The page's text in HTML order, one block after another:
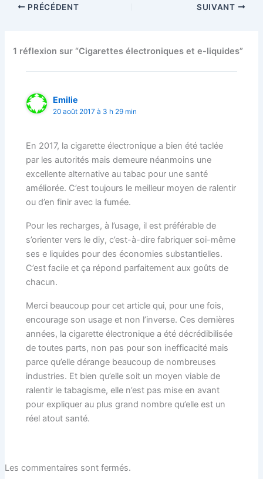
PRÉCÉDENT SUIVANT
1 réflexion sur “Cigarettes électroniques et e-liquides”
Emilie
20 août 2017 à 3 h 29 min
En 2017, la cigarette électronique a bien été taclée
par les autorités mais demeure néanmoins une
excellente alternative au tabac pour une santé
améliorée. C’est toujours le meilleur moyen de ralentir
ou d’en finir avec la fumée.
Pour les recharges, à l’usage, il est préférable de
s’orienter vers le diy, c’est-à-dire fabriquer soi-même
ses e liquides pour des économies substantielles.
C’est facile et ça répond parfaitement aux goûts de
chacun.
Merci beaucoup pour cet article qui, pour une fois,
encourage son usage et non l’inverse. Ces dernières
années, la cigarette électronique a été décrédibilisée
de toutes parts, non pas pour son inefficacité mais
parce qu’elle dérange beaucoup de nombreuses
industries. Et bien qu’elle soit un moyen viable de
ralentir le tabagisme, elle n’est pas mise en avant
pour expliquer au plus grand nombre qu’elle est un
réel atout santé.
Les commentaires sont fermés.